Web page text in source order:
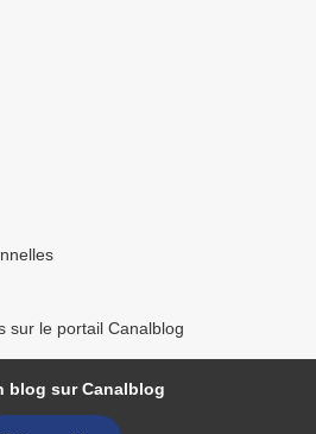
sur le portail Canalblog
blog sur Canalblog